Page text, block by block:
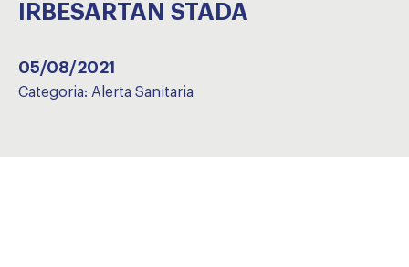
IRBESARTAN STADA
05/08/2021
Categoria: Alerta Sanitaria